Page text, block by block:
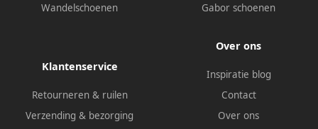
Wandelschoenen
Gabor schoenen
Klantenservice
Retourneren & ruilen
Verzending & bezorging
Over ons
Inspiratie blog
Contact
Over ons